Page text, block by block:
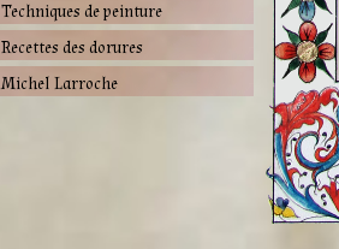
Techniques de peinture
Recettes des dorures
Michel Larroche